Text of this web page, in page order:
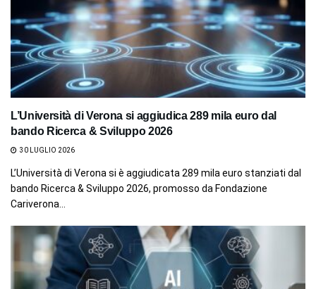
L’Università di Verona si aggiudica 289 mila euro dal
bando Ricerca & Sviluppo 2026
30 LUGLIO 2026
L’Università di Verona si è aggiudicata 289 mila euro stanziati dal
bando Ricerca & Sviluppo 2026, promosso da Fondazione
Cariverona...